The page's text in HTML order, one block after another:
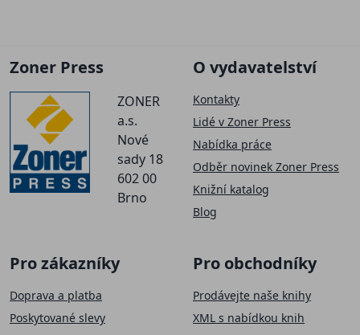
Zoner Press
ZONER
a.s.
Nové
sady 18
602 00
Brno
O vydavatelství
Kontakty
Lidé v Zoner Press
Nabídka práce
Odběr novinek Zoner Press
Knižní katalog
Blog
Pro zákazníky
Doprava a platba
Poskytované slevy
Pro obchodníky
Prodávejte naše knihy
XML s nabídkou knih